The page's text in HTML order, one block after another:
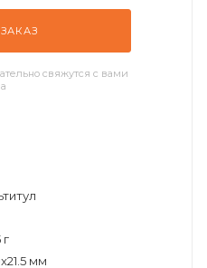
свяжутся с вами
г
мм